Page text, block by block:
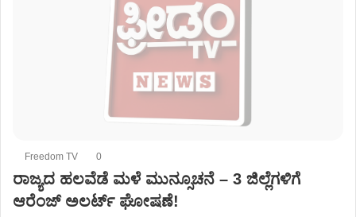
Freedom TV 0
ರಾಜ್ಯದ ಹಲವೆಡೆ ಮಳೆ ಮುನ್ಸೂಚನೆ – 3 ಜಿಲ್ಲೆಗಳಿಗೆ
ಆರೆಂಜ್ ಅಲರ್ಟ್ ಘೋಷಣೆ!